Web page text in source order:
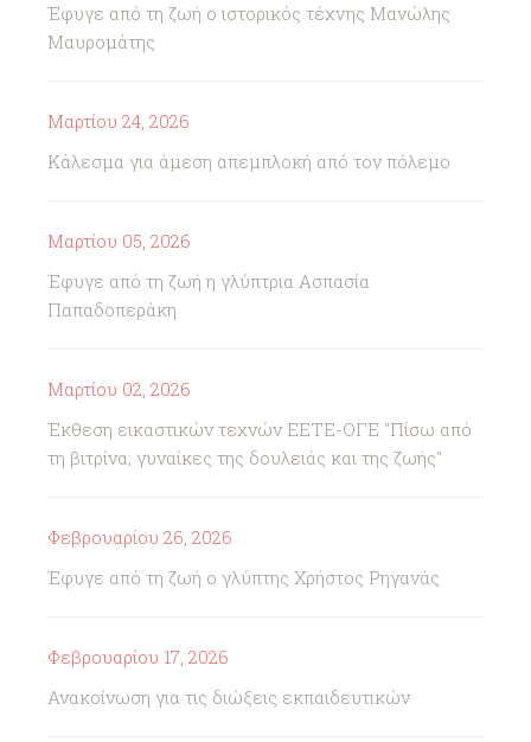
Έφυγε από τη ζωή ο ιστορικός τέχνης Μανώλης
Μαυρομάτης
Μαρτίου 24, 2026
Κάλεσμα για άμεση απεμπλοκή από τον πόλεμο
Μαρτίου 05, 2026
Έφυγε από τη ζωή η γλύπτρια Ασπασία
Παπαδοπεράκη
Μαρτίου 02, 2026
Έκθεση εικαστικών τεχνών ΕΕΤΕ-ΟΓΕ "Πίσω από
τη βιτρίνα; γυναίκες της δουλειάς και της ζωής"
Φεβρουαρίου 26, 2026
Έφυγε από τη ζωή ο γλύπτης Χρήστος Ρηγανάς
Φεβρουαρίου 17, 2026
Ανακοίνωση για τις διώξεις εκπαιδευτικών